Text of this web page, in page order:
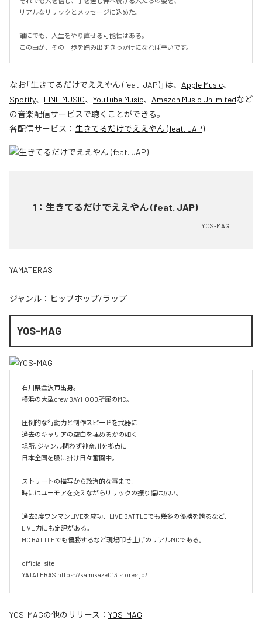
リアルなリリックとメッセージに込めた。
誰にでも、人生をやり直せる可能性はある。
この曲が、その一歩を踏み出すきっかけになれば幸いです。
なお「生きてるだけでええやん (feat. JAP)」は、 Apple Music、
Spotify、 LINE MUSIC、 YouTube Music、 Amazon Music Unlimitedなど
の音楽配信サービスで聴くことができる。
各配信サービス： 生きてるだけでええやん (feat. JAP)
1 ： 生きてるだけでええやん (feat. JAP)
YOS-MAG
YAMATERAS
ジャンル： ヒップホップ/ラップ
YOS-MAG
石川県金沢市出身。
横浜の大型crew BAYHOOD所属のMC。
圧倒的な行動力と制作スピードを武器に
過去のキャリアの空白を埋めるかの如く
場所, ジャンル問わず神奈川を拠点に
日本全国を股に掛け日々奮闘中。
ストリートの描写から政治的な事まで.
時にはユーモアを交えながらリリックの振り幅は広い。
過去3度ワンマンLIVEを成功、LIVE BATTLEでも幾多の優勝を誇るなど、
LIVE力にも定評がある。
MC BATTLEでも優勝するなど現場叩き上げのリアルMCである。
official site
YATATERAS https://kamikaze013.stores.jp/
YOS-MAGの他のリリース： YOS-MAG